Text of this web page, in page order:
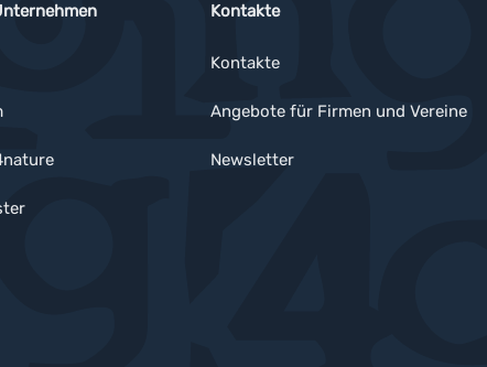
Kontakte
Kontakte
Angebote für Firmen und Vereine
Newsletter